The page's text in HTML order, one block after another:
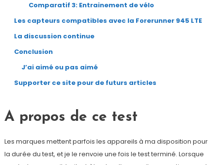
Comparatif 3: Entrainement de vélo
Les capteurs compatibles avec la Forerunner 945 LTE
La discussion continue
Conclusion
J’ai aimé ou pas aimé
Supporter ce site pour de futurs articles
A propos de ce test
Les marques mettent parfois les appareils à ma disposition pour
la durée du test, et je le renvoie une fois le test terminé. Lorsque